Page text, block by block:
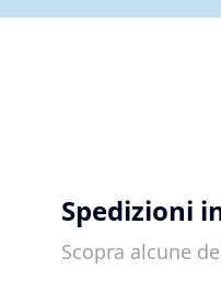
Spedizioni
Scopra alcune